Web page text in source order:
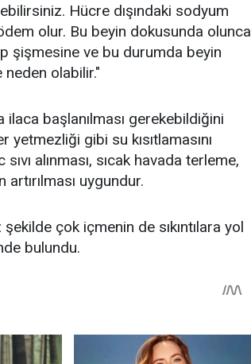
Hücre dışındaki sodyum
olur. Bu beyin dokusunda olunca
şişmesine ve bu durumda beyin
neden olabilir."
başlanılması gerekebildiğini
gibi su kısıtlamasını
alınması, sıcak havada terleme,
uygundur.
çok içmenin de sıkıntılara yol
bulundu.